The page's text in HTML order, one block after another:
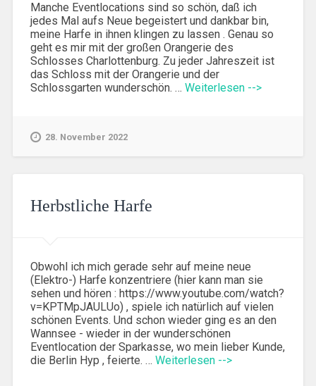
Manche Eventlocations sind so schön, daß ich
jedes Mal aufs Neue begeistert und dankbar bin,
meine Harfe in ihnen klingen zu lassen . Genau so
geht es mir mit der großen Orangerie des
Schlosses Charlottenburg. Zu jeder Jahreszeit ist
das Schloss mit der Orangerie und der
Schlossgarten wunderschön. … Weiterlesen -->
28. November 2022
Herbstliche Harfe
Obwohl ich mich gerade sehr auf meine neue
(Elektro-) Harfe konzentriere (hier kann man sie
sehen und hören : https://www.youtube.com/watch?
v=KPTMpJAULUo) , spiele ich natürlich auf vielen
schönen Events. Und schon wieder ging es an den
Wannsee - wieder in der wunderschönen
Eventlocation der Sparkasse, wo mein lieber Kunde,
die Berlin Hyp , feierte. … Weiterlesen -->